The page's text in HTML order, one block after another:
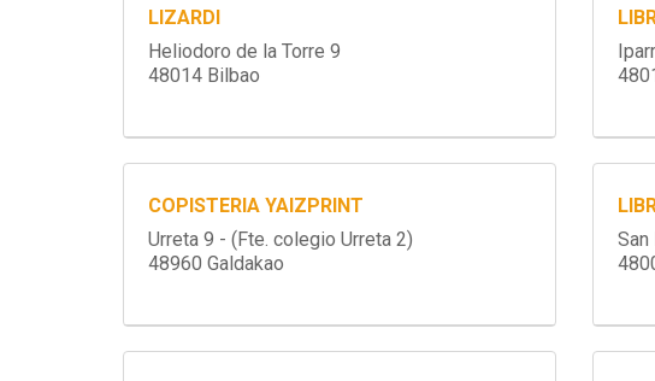
LIZARDI
Heliodoro de la Torre 9
48014 Bilbao
COPISTERIA YAIZPRINT
Urreta 9 - (Fte. colegio Urreta 2)
48960 Galdakao
San